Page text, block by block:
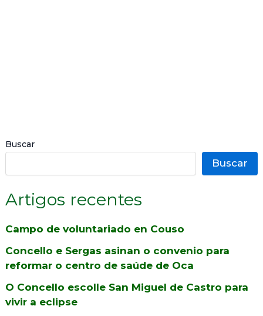
Buscar
Buscar
Artigos recentes
Campo de voluntariado en Couso
Concello e Sergas asinan o convenio para
reformar o centro de saúde de Oca
O Concello escolle San Miguel de Castro para
vivir a eclipse